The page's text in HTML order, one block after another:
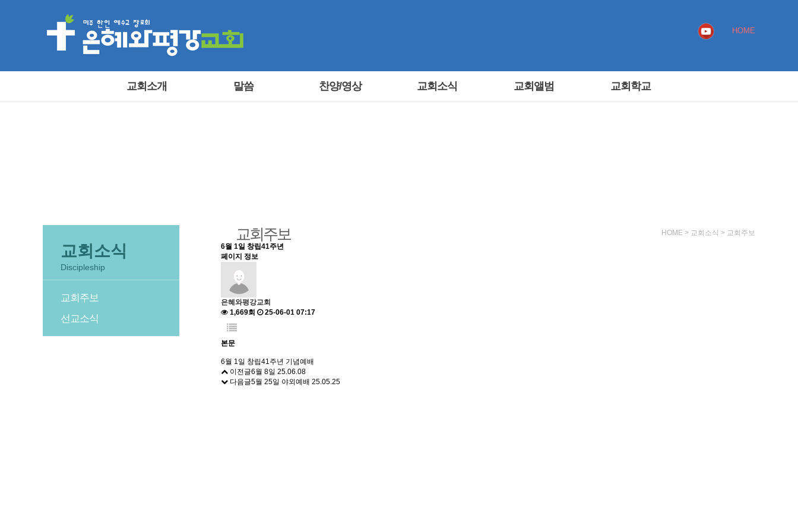
HOME
교회소개 말씀 찬양/영상 교회소식 교회앨범 교회학교
교회소식
Discipleship
교회주보
선교소식
교회주보
HOME > 교회소식 > 교회주보
6월 1일 창립41주년
페이지 정보
은혜와평강교회
1,669회
25-06-01 07:17
본문
6월 1일 창립41주년 기념예배
이전글6월 8일 25.06.08
다음글5월 25일 야외예배 25.05.25